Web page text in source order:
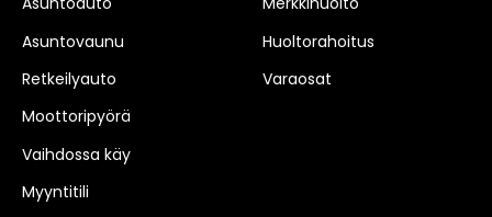
Asuntovaunu
Retkeilyauto
Moottoripyörä
Vaihdossa käy
Myyntitili
Huoltorahoitus
Varaosat